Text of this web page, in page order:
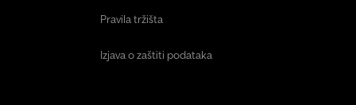
Pravila tržišta
Izjava o zaštiti podataka